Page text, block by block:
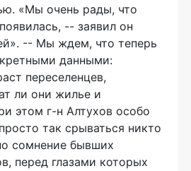
«Мы очень рады, что
-- заявил он
-- Мы ждем, что теперь
данными:
переселенцев,
ли они жилье и
этом г-н Алтухов особо
так срываться никто
сомнение бывших
перед глазами которых